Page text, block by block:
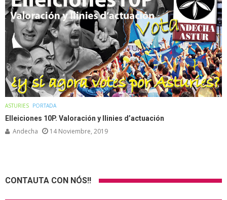
ASTURIES PORTADA
Elleiciones 10P. Valoración y llinies d’actuación
Andecha 14 Noviembre, 2019
CONTAUTA CON NÓS!!